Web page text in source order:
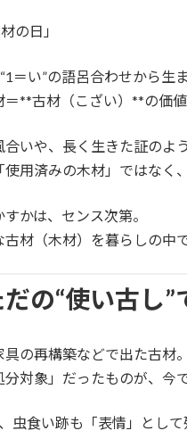
の日」
＝い”の語呂合わせから生
**古材（こざい）**の価値
いや、長く生きた証のよ
用済みの木材」ではなく、
かは、センス次第。
材（木材）を暮らしの中
の“使い古し”
の再構築などで出た古材。
分対象」だったものが、今
虫食い跡も「表情」として